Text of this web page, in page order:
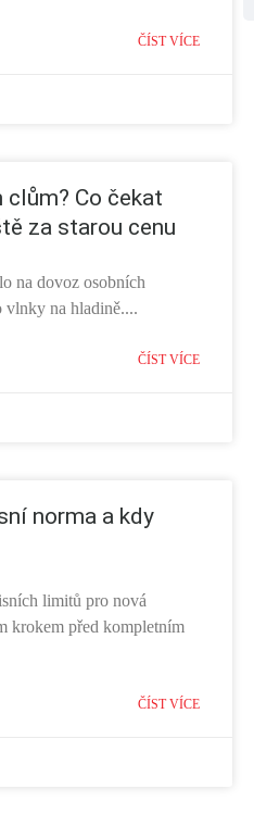
ČÍST VÍCE
clům? Co čekat
za starou cenu
na dovoz osobních
vlnky na hladině....
ČÍST VÍCE
norma a kdy
limitů pro nová
krokem před kompletním
ČÍST VÍCE